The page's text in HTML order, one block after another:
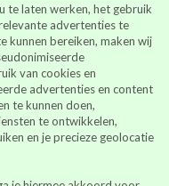
te laten werken, het gebruik
advertenties te
kunnen bereiken, maken wij
van cookies en
advertenties en content
te kunnen doen,
te ontwikkelen,
en je precieze geolocatie